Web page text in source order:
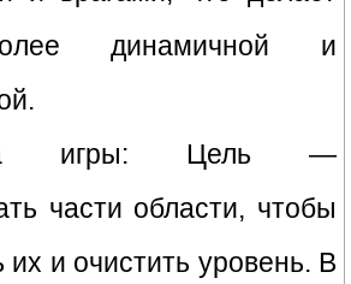
динамичной и
игры: Цель —
части области, чтобы
их и очистить уровень. В